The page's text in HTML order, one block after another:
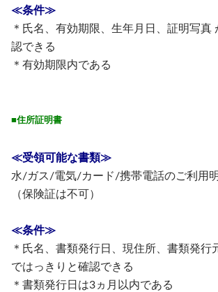
≪条件≫
＊氏名、有効期限、生年月日、証明写真
認できる
＊有効期限内である
■住所証明書
≪受領可能な書類≫
水/ガス/電気/カード/携帯電話のご利用
（保険証は不可）
≪条件≫
＊氏名、書類発行日、現住所、書類発行
ではっきりと確認できる
＊書類発行日は3ヵ月以内である